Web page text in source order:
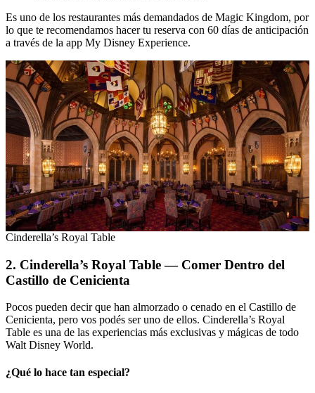
Es uno de los restaurantes más demandados de Magic Kingdom, por
lo que te recomendamos hacer tu reserva con 60 días de anticipación
a través de la app My Disney Experience.
Cinderella’s Royal Table
2. Cinderella’s Royal Table — Comer Dentro del
Castillo de Cenicienta
Pocos pueden decir que han almorzado o cenado en el Castillo de
Cenicienta, pero vos podés ser uno de ellos. Cinderella’s Royal
Table es una de las experiencias más exclusivas y mágicas de todo
Walt Disney World.
¿Qué lo hace tan especial?